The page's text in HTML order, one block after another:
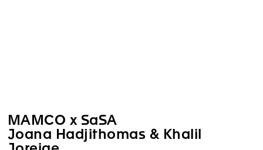
MAMCO x SaSA
Joana Hadjithomas & Khalil